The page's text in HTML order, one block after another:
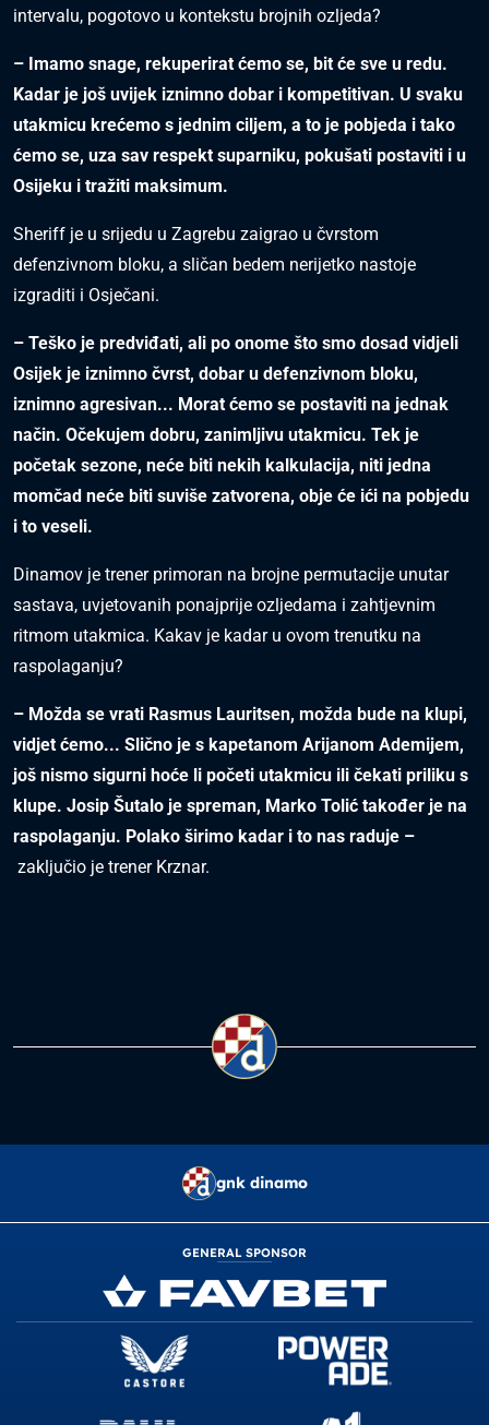
intervalu, pogotovo u kontekstu brojnih ozljeda?
– Imamo snage, rekuperirat ćemo se, bit će sve u redu.
Kadar je još uvijek iznimno dobar i kompetitivan. U svaku
utakmicu krećemo s jednim ciljem, a to je pobjeda i tako
ćemo se, uza sav respekt suparniku, pokušati postaviti i u
Osijeku i tražiti maksimum.
Sheriff je u srijedu u Zagrebu zaigrao u čvrstom
defenzivnom bloku, a sličan bedem nerijetko nastoje
izgraditi i Osječani.
– Teško je predviđati, ali po onome što smo dosad vidjeli
Osijek je iznimno čvrst, dobar u defenzivnom bloku,
iznimno agresivan... Morat ćemo se postaviti na jednak
način. Očekujem dobru, zanimljivu utakmicu. Tek je
početak sezone, neće biti nekih kalkulacija, niti jedna
momčad neće biti suviše zatvorena, obje će ići na pobjedu
i to veseli.
Dinamov je trener primoran na brojne permutacije unutar
sastava, uvjetovanih ponajprije ozljedama i zahtjevnim
ritmom utakmica. Kakav je kadar u ovom trenutku na
raspolaganju?
– Možda se vrati Rasmus Lauritsen, možda bude na klupi,
vidjet ćemo... Slično je s kapetanom Arijanom Ademijem,
još nismo sigurni hoće li početi utakmicu ili čekati priliku s
klupe. Josip Šutalo je spreman, Marko Tolić također je na
raspolaganju. Polako širimo kadar i to nas raduje –
zaključio je trener Krznar.
gnk dinamo
GENERAL SPONSOR